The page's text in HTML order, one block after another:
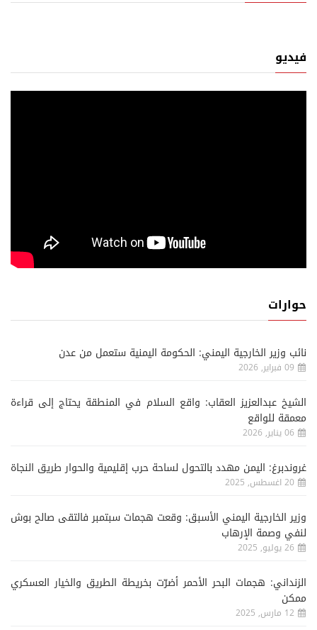
فيديو
حوارات
نائب وزير الخارجية اليمني: الحكومة اليمنية ستعمل من عدن
09 فبراير, 2026
الشيخ عبدالعزيز العقاب: واقع السلام في المنطقة يحتاج إلى قراءة
معمقة للواقع
06 يناير, 2026
غروندبرغ: اليمن مهدد بالتحول لساحة حرب إقليمية والحوار طريق النجاة
20 اغسطس, 2025
وزير الخارجية اليمني الأسبق: وقعت هجمات سبتمبر فالتقى صالح بوش
لنفي وصمة الإرهاب
26 يوليو, 2025
الزنداني: هجمات البحر الأحمر أضرّت بخريطة الطريق والخيار العسكري
ممكن
12 مارس, 2025